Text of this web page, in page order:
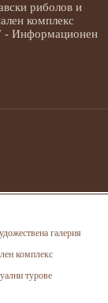
риболов и
комплекс
- Информационен
галерия
комплекс
турове